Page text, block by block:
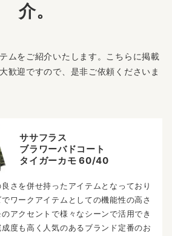
介。
ムをご紹介いたします。こちらに掲載
歓迎ですので、是非ご依頼くださいま
ササフラス
ブラワーバドコート
タイガーカモ 60/40
さを併せ持ったアイテムとなっており
ワークアイテムとしての機能性の高さ
アクセントで様々なシーンで活用でき
度も高く人気のあるブランド定番のお